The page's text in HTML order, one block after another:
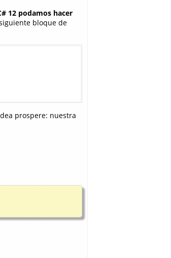
12 podamos hacer
bloque de
prospere: nuestra